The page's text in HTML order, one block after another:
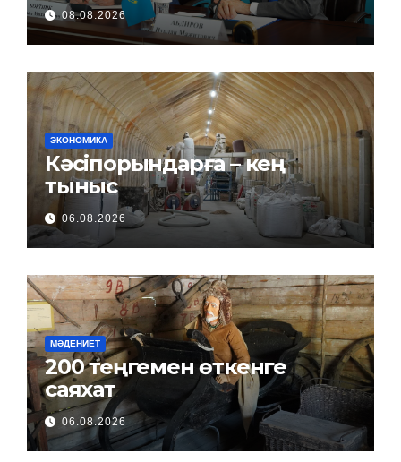
08.08.2026
ЭКОНОМИКА
Кәсіпорындарға – кең
тыныс
06.08.2026
МӘДЕНИЕТ
200 теңгемен өткенге
саяхат
06.08.2026